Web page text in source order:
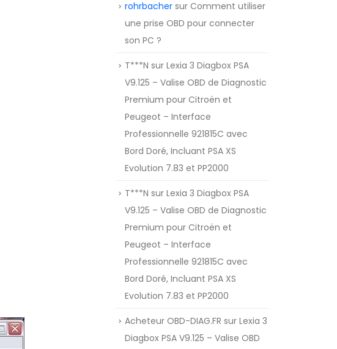
rohrbacher sur Comment utiliser
une prise OBD pour connecter
son PC ?
T***N sur Lexia 3 Diagbox PSA
V9.125 – Valise OBD de Diagnostic
Premium pour Citroën et
Peugeot – Interface
Professionnelle 921815C avec
Bord Doré, Incluant PSA XS
Evolution 7.83 et PP2000
T***N sur Lexia 3 Diagbox PSA
V9.125 – Valise OBD de Diagnostic
Premium pour Citroën et
Peugeot – Interface
Professionnelle 921815C avec
Bord Doré, Incluant PSA XS
Evolution 7.83 et PP2000
Acheteur OBD-DIAG.FR sur Lexia 3
Diagbox PSA V9.125 – Valise OBD